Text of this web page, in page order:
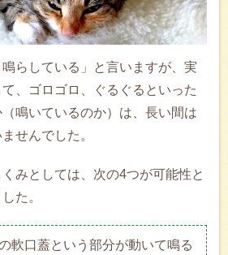
鳴らしている」と言いますが、実
、ゴロゴロ、ぐるぐるといった
鳴いているのか）は、長い間は
せんでした。
みとしては、次の4つが可能性と
た。
軟口蓋という部分が動いて鳴る